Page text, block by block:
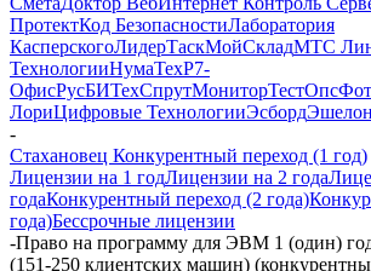
ПротектКод БезопасностиЛаборатория
КасперскогоЛидерТаскМойСкладМТС
ТехнологииНумаТехР7-
ОфисРусБИТехСпрутМониторТестОпс
ЛориЦифровые ТехнологииЭсбордЭшелон
-
Стахановец Конкурентный переход (1 год)
Лицензии на 1 годЛицензии на 2 года
годаКонкурентный переход (2 года)
года)Бессрочные лицензии
-Право на программу для ЭВМ 1 (один)
(151-250 клиентских машин)